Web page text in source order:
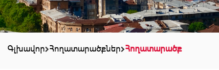
Գլխավոր Հողատարածքներ Հողատարածք